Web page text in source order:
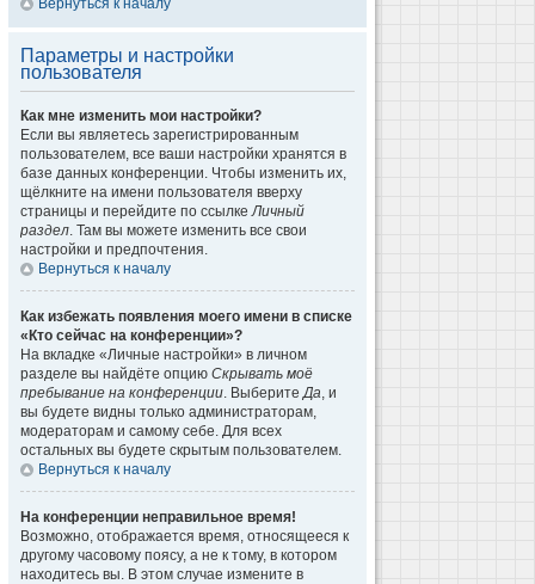
Вернуться к началу
Параметры и настройки
пользователя
Как мне изменить мои настройки?
Если вы являетесь зарегистрированным
пользователем, все ваши настройки хранятся в
базе данных конференции. Чтобы изменить их,
щёлкните на имени пользователя вверху
страницы и перейдите по ссылкеЛичный
раздел. Там вы можете изменить все свои
настройки и предпочтения.
Вернуться к началу
Как избежать появления моего имени в списке
«Кто сейчас на конференции»?
На вкладке «Личные настройки» в личном
разделе вы найдёте опцию Скрывать моё
пребывание на конференции. ВыберитеДа, и
вы будете видны только администраторам,
модераторам и самому себе. Для всех
остальных вы будете скрытым пользователем.
Вернуться к началу
На конференции неправильное время!
Возможно, отображается время, относящееся к
другому часовому поясу, а не к тому, в котором
находитесь вы. В этом случае измените в